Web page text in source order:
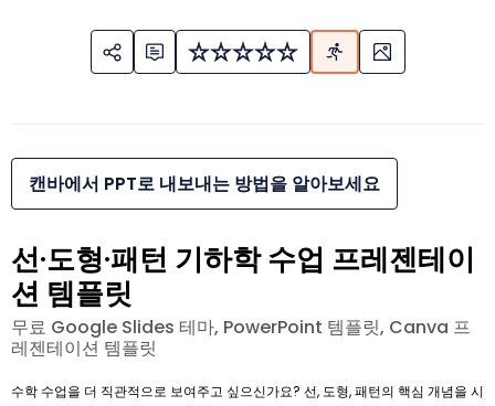
캔바에서 PPT로 내보내는 방법을 알아보세요
선·도형·패턴 기하학 수업 프레젠테이
션 템플릿
무료 Google Slides 테마, PowerPoint 템플릿, Canva 프
레젠테이션 템플릿
수학 수업을 더 직관적으로 보여주고 싶으신가요? 선, 도형, 패턴의 핵심 개념을 시